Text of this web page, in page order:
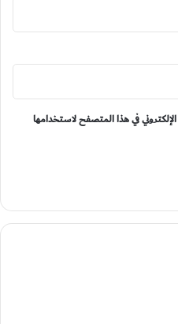
في هذا المتصفح لاستخدامها